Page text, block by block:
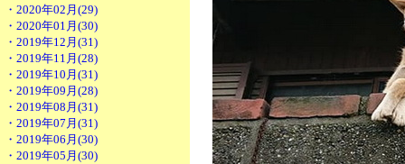
・2020年02月(29)
・2020年01月(30)
・2019年12月(31)
・2019年11月(28)
・2019年10月(31)
・2019年09月(28)
・2019年08月(31)
・2019年07月(31)
・2019年06月(30)
・2019年05月(30)